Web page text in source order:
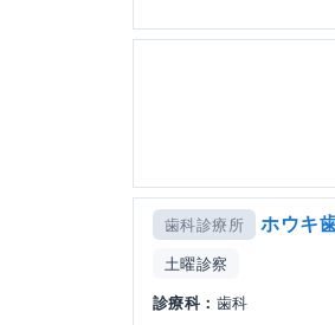
歯科診療所 ホウキ
土曜診察
診療科： 歯科